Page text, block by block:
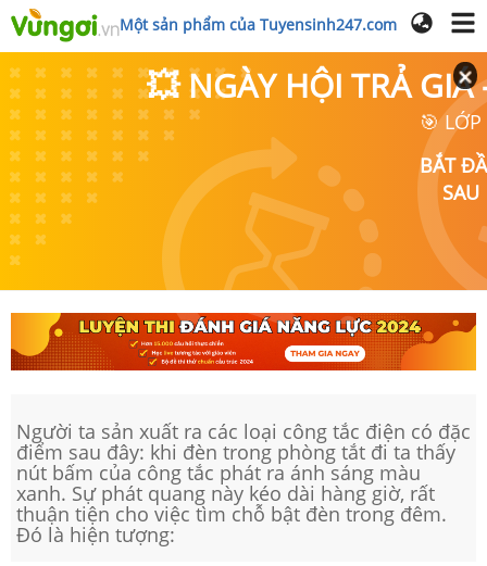
Một sản phẩm của Tuyensinh247.com
💥 NGÀY HỘI TRẢ GIÁ
🎯
BẮT
SAU
Người ta sản xuất ra các loại công tắc điện có đặc
điểm sau đây: khi đèn trong phòng tắt đi ta thấy
nút bấm của công tắc phát ra ánh sáng màu
xanh. Sự phát quang này kéo dài hàng giờ, rất
thuận tiện cho việc tìm chỗ bật đèn trong đêm.
Đó là hiện tượng: